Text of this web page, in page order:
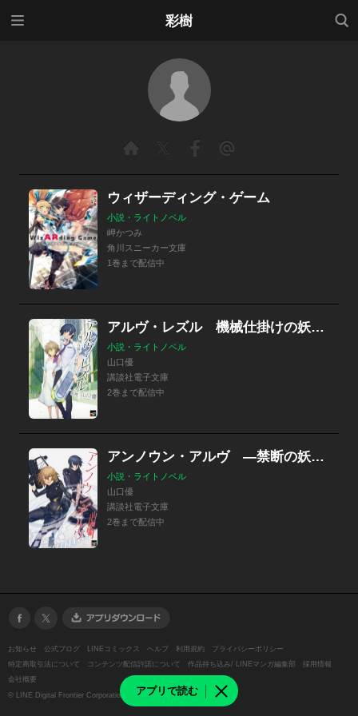
彩樹
検索
アプリで読む
ウィザーディング・ゲーム
小説・ライトノベル
岬かつみ
角川スニーカー文庫
1巻まで配信中
アルヴ・レズル 機械仕掛けの妖精たち
小説・ライトノベル
山口優
講談社電子文庫
2巻まで配信中
アンノウン・アルヴ ―禁断の妖精たち―
小説・ライトノベル
山口優
講談社電子文庫
2巻まで配信中
お知らせ 公式ブログ LINEコミックス ヘルプ 利用規約
プライバシーポリシー
特定商取引法について
コンテンツ配信許諾について 作品持ち込み/ LINEマンガ編集部
採用情報
会社概要
© LINE Digital Frontier Corporation